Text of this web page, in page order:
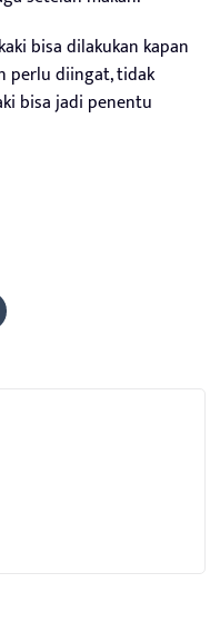
bisa dilakukan kapan
perlu diingat, tidak
bisa jadi penentu